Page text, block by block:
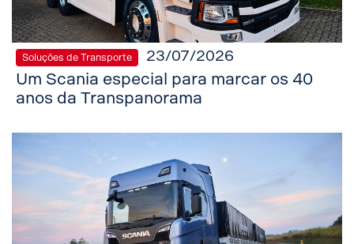
Soluções de Transporte 23/07/2026
Um Scania especial para marcar os 40
anos da Transpanorama